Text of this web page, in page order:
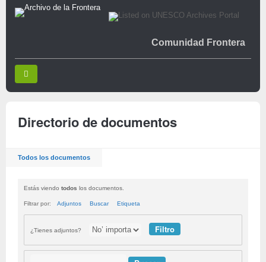
Comunidad Frontera
Directorio de documentos
Todos los documentos
Estás viendo todos los documentos.
Filtrar por: Adjuntos Buscar Etiqueta
¿Tienes adjuntos?